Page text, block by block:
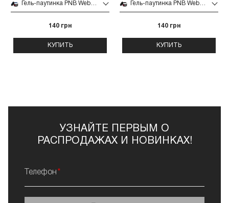
Гель-паутинка PNB WebGel UV/LED 5 мл (Blue)
140 грн
КУПИТЬ
Гель-паутинка PNB WebGel UV/LED 5 мл (Black)
140 грн
КУПИТЬ
УЗНАЙТЕ ПЕРВЫМ О
РАСПРОДАЖАХ И НОВИНКАХ!
Телефон